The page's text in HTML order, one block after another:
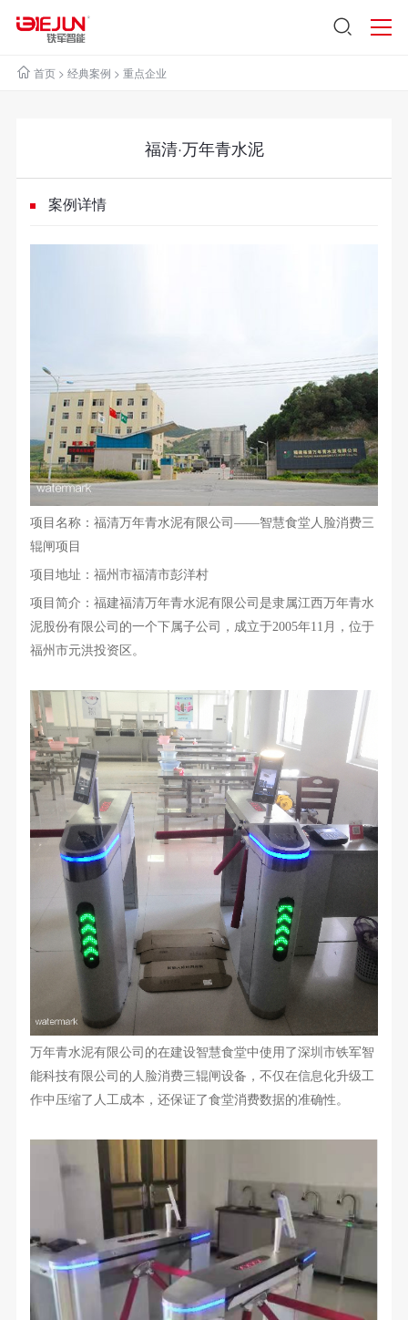
首页> 经典案例 > 重点企业
福清·万年青水泥
案例详情
项目名称：福清万年青水泥有限公司 ——智慧食堂人脸消费三
辊闸项目
项目地址：福州市福清市彭洋村
项目简介： 福建福清万年青水泥有限公司是隶属江西万年青水
泥股份有限公司的一个下属子公司，成立于2005年11月，位于
福州市元洪投资区 。
万年青水泥有限公司的在建设智慧食堂中使用了深圳市铁军智
能科技有限公司的人脸消费三辊闸设备，不仅在信息化升级工
作中压缩了人工成本，还保证了食堂消费数据的准确性。